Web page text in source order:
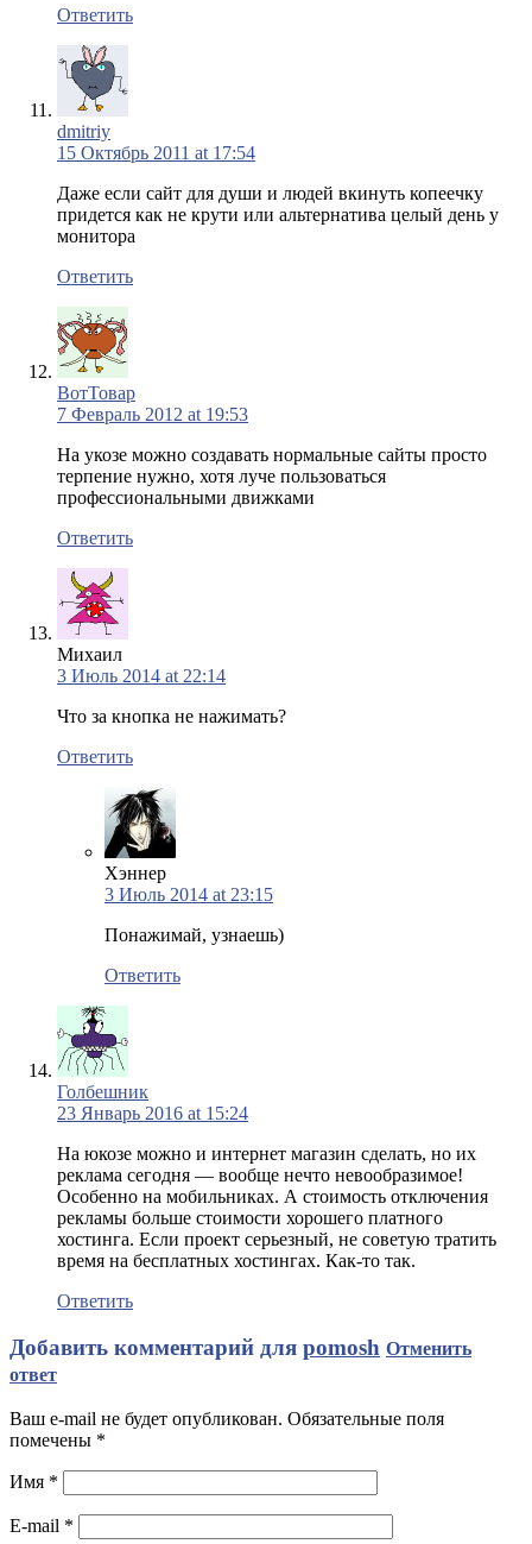
Ответить
dmitriy
15 Октябрь 2011 at 17:54
Даже если сайт для души и людей вкинуть копеечку
придется как не крути или альтернатива целый день у
монитора
Ответить
ВотТовар
7 Февраль 2012 at 19:53
На укозе можно создавать нормальные сайты просто
терпение нужно, хотя луче пользоваться
профессиональными движками
Ответить
Михаил
3 Июль 2014 at 22:14
Что за кнопка не нажимать?
Ответить
Хэннер
3 Июль 2014 at 23:15
Понажимай, узнаешь)
Ответить
Голбешник
23 Январь 2016 at 15:24
На юкозе можно и интернет магазин сделать, но их
реклама сегодня — вообще нечто невообразимое!
Особенно на мобильниках. А стоимость отключения
рекламы больше стоимости хорошего платного
хостинга. Если проект серьезный, не советую тратить
время на бесплатных хостингах. Как-то так.
Ответить
Добавить комментарий для pomosh Отменить
ответ
Ваш e-mail не будет опубликован. Обязательные поля
помечены *
Имя *
E-mail *